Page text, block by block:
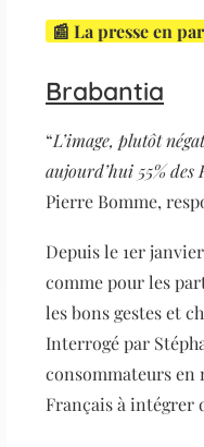
📰 La presse en
Brabantia
“L’image, plutôt
aujourd’hui 55% des
Pierre Bomme,
Depuis le 1er
comme pour les
les bons gestes et
Interrogé par
consommateurs en
Français à intégrer